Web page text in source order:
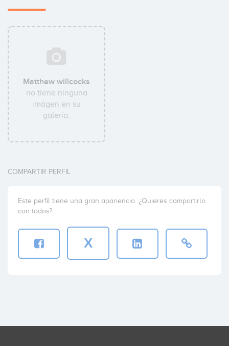
Matthew willcocks
no tiene ninguna
imágen en su
galería.
COMPARTIR PERFIL
Este perfil tiene una gran apariencia. ¿Quieres compartirlo
con todos?
X